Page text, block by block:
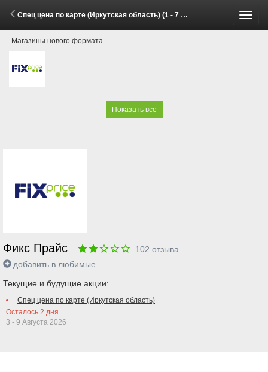
Спец цена по карте (Иркутская область) (1 - 7 Июня 2026)
Магазины нового формата
Показать все
Фикс Прайс 102 отзыва
добавить в любимые
Текущие и будущие акции:
Спец цена по карте (Иркутская область)
Осталось 2 дня
3 - 9 Августа 2026